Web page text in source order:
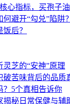
心指标，买孢子
何避开“勾兑”陷阱
后？
芝的“安神”原理
苦味背后的品质
？5个真相告诉你
秘日常保健与辅